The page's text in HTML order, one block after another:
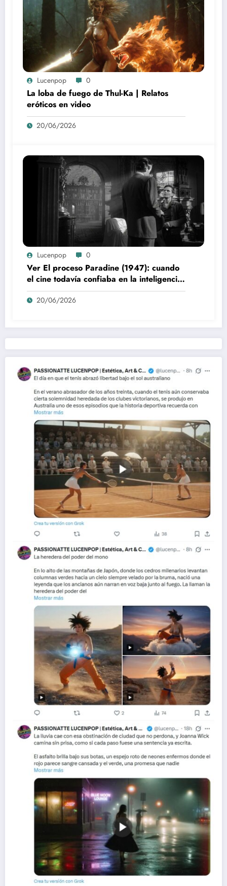
Lucenpop 0
La loba de fuego de Thul-Ka | Relatos
eróticos en video
20/06/2026
Lucenpop 0
Ver El proceso Paradine (1947): cuando
el cine todavía confiaba en la inteligencia
del espectador
20/06/2026